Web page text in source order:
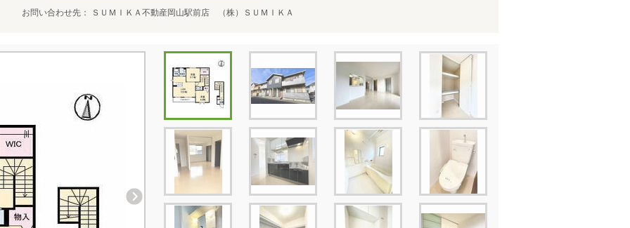
お問い合わせ先 ＳＵＭＩＫＡ不動産岡山駅前店 （株）ＳＵＭＩＫＡ